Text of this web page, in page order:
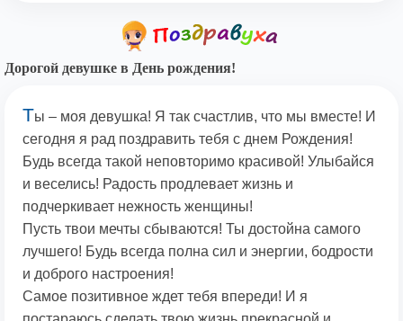
Дорогой девушке в День рождения!
Ты – моя девушка! Я так счастлив, что мы вместе! И
сегодня я рад поздравить тебя с днем Рождения!
Будь всегда такой неповторимо красивой! Улыбайся
и веселись! Радость продлевает жизнь и
подчеркивает нежность женщины!
Пусть твои мечты сбываются! Ты достойна самого
лучшего! Будь всегда полна сил и энергии, бодрости
и доброго настроения!
Самое позитивное ждет тебя впереди! И я